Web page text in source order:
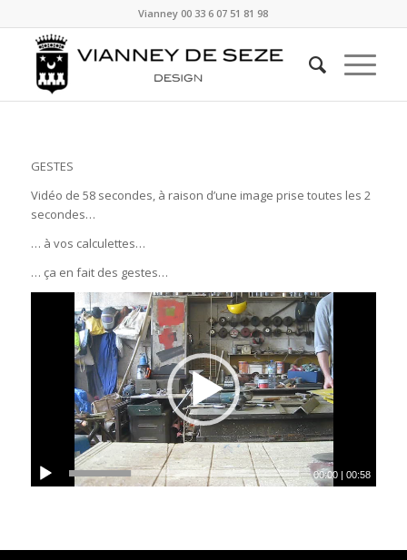
Vianney00 33 6 07 51 81 98
GESTES
Vidéo de 58 secondes, à raison d’une image prise toutes les 2
secondes…
… à vos calculettes…
… ça en fait des gestes…
00:00 |00:58